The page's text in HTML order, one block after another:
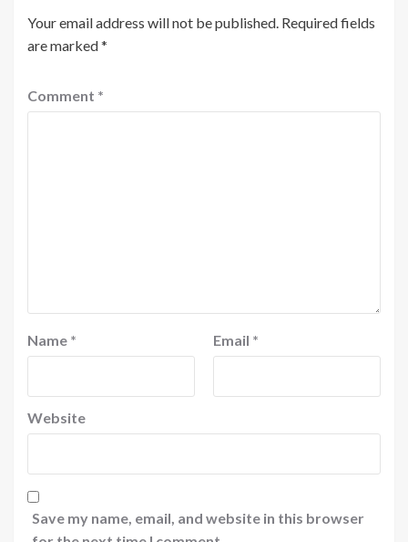
Your email address will not be published. Required fields
are marked*
Comment *
Name * Email *
Website
Save my name, email, and website in this browser